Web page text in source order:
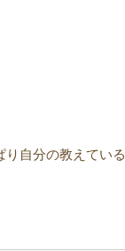
り自分の教えている